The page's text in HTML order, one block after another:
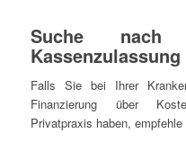
Suche nach
Kassenzulassung
Falls Sie bei Ihrer
Finanzierung über
Privatpraxis haben,